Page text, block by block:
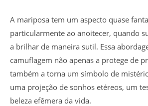
A mariposa tem um aspecto quase
particularmente ao anoitecer, quando
a brilhar de maneira sutil. Essa
camuflagem não apenas a protege de
também a torna um símbolo de
uma projeção de sonhos etéreos, um
beleza efêmera da vida.